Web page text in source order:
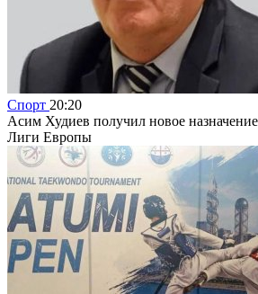
Спорт 20:20
Асим Худиев получил новое
Лиги Европы